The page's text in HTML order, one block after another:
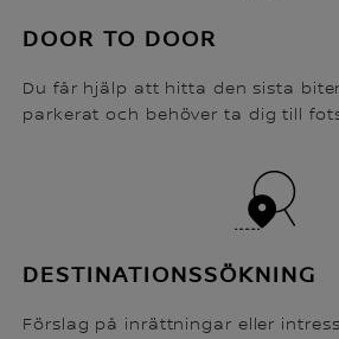
DOOR TO DOOR
Du får hjälp att hitta den sista
parkerat och behöver ta dig till
DESTINATIONSSÖKNING
Förslag på inrättningar eller